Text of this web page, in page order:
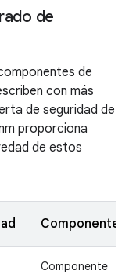
de
de
con más
de seguridad de
proporciona
de estos
Componente
Componente